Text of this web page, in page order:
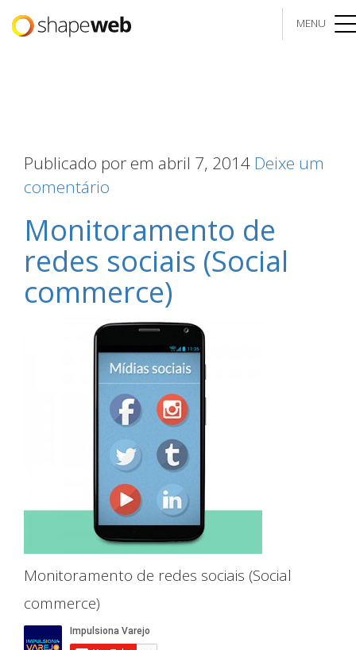
MENU
Publicado por em abril 7, 2014 Deixe um
comentário
Monitoramento de
redes sociais (Social
commerce)
Monitoramento de redes sociais (Social
commerce)